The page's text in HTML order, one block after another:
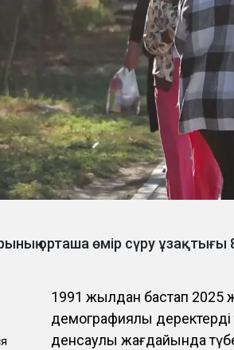
орташа өмір сүру
1991 жылдан бастап 2025
демографиялық
денсаулық жағдайында